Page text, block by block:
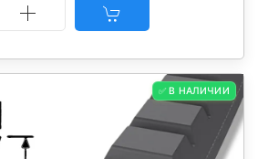
✅ В НАЛИЧИИ